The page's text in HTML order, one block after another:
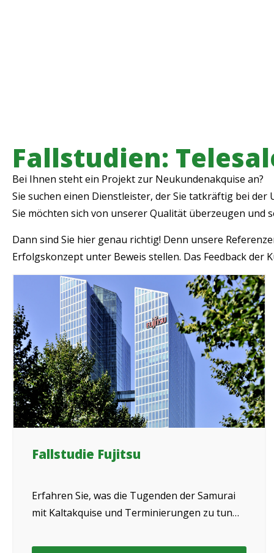
Fallstudien:
Bei Ihnen steht ein Projekt zur Neukundenakquise an?
Sie suchen einen Dienstleister, der Sie tatkräftig bei
Sie möchten sich von unserer Qualität überzeugen und
Dann sind Sie hier genau richtig! Denn unsere
Erfolgskonzept unter Beweis stellen. Das Feedback
Fallstudie Fujitsu
Erfahren Sie, was die Tugenden der Samurai
mit Kaltakquise und Terminierungen zu tun
mit Fujitsu erfolgreich umsetzt.